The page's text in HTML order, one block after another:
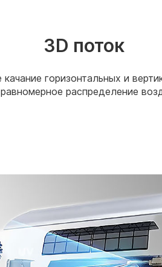
3D поток
качание горизонтальных и
распределение